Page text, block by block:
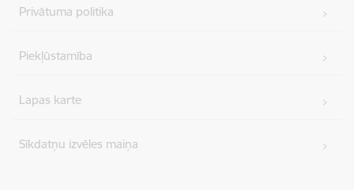
Privātuma politika
Piekļūstamība
Lapas karte
Sīkdatņu izvēles maiņa